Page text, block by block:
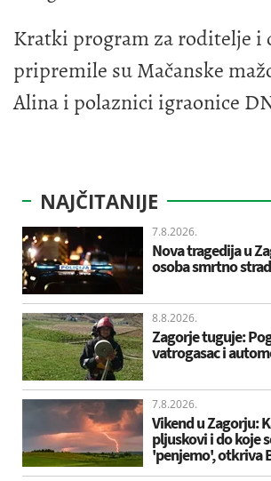
Kratki program za roditelje i
pripremile su Mačanske
Alina i polaznici igraonice
NAJČITANIJE
7.8.2026.
Nova tragedija u
osoba smrtno
8.8.2026.
Zagorje tuguje:
vatrogasac i
7.8.2026.
Vikend u Zagorju:
pljuskovi i do koje
'penjemo', otkriva